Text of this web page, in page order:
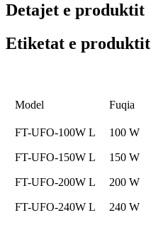
Detajet e produktit
Etiketat e produktit
Model Fuqia
FT-UFO-100W L 100 W
FT-UFO-150W L 150 W
FT-UFO-200W L 200 W
FT-UFO-240W L 240 W